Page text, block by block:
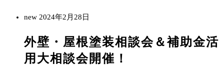
new 2024年2月28日
外壁・屋根塗装相談会＆補助金活
用大相談会開催！